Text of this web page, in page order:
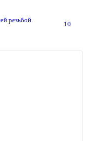
резьбой
10